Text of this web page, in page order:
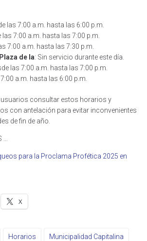
las 7:00 a.m. hasta las 6:00 p.m.
las 7:00 a.m. hasta las 7:00 p.m.
7:00 a.m. hasta las 7:30 p.m.
de la: Sin servicio durante este día.
las 7:00 a.m. hasta las 7:00 p.m.
a.m. hasta las 6:00 p.m.
usuarios consultar estos horarios y
con antelación para evitar inconvenientes
de fin de año.
para la Proclama Profética 2025 en
X
Horarios Municipalidad Capitalina